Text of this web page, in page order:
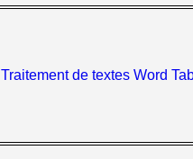
Traitement de textes Word